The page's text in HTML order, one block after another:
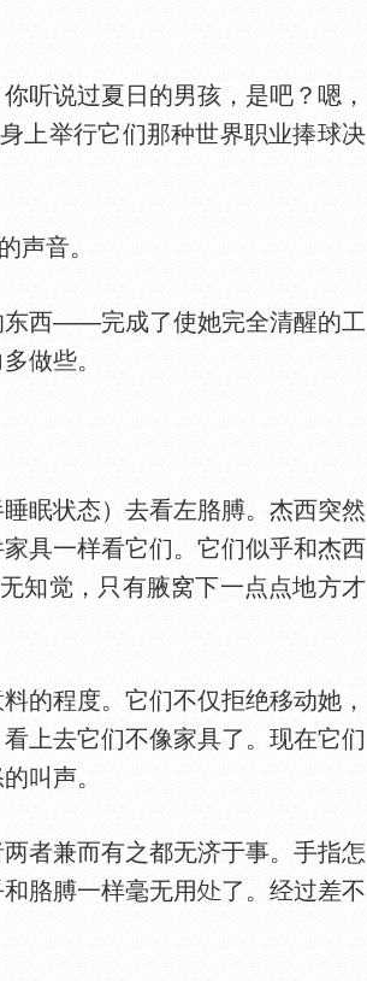
说过夏日的男孩，是吧？嗯，
上举行它们那种世界职业捧球决
声音。
西——完成了使她完全清醒的工
做些。
眠状态）去看左胳膊。杰西突然
具一样看它们。它们似乎和杰西
知觉，只有腋窝下一点点地方才
程度。它们不仅拒绝移动她，
上去它们不像家具了。现在它们
叫声。
者兼而有之都无济于事。手指怎
胳膊一样毫无用
了。经过差不